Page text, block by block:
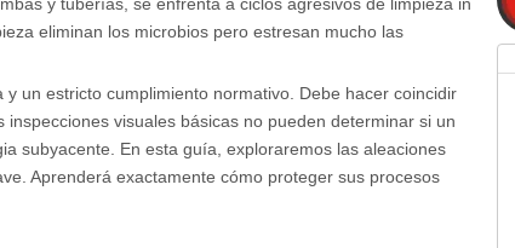
eliminan los microbios pero estresan mucho las
un estricto cumplimiento normativo. Debe hacer coincidir
visuales básicas no pueden determinar si un
subyacente. En esta guía, exploraremos las aleaciones
Aprenderá exactamente cómo proteger sus procesos